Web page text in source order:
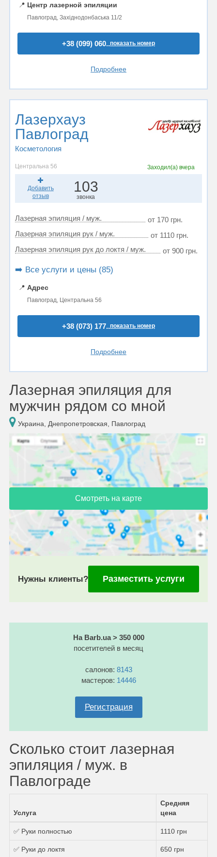
📍 Центр лазерной эпиляции
Павлоград, Західнодонбаська 11/2
+38 (099) 060..показать номер
Подробнее
Лазерхауз
Павлоград
Косметология
Центральна 56 Заходил(а) вчера
Добавить
отзыв
103
звонка
Лазерная эпиляция / муж.
от 170 грн.
Лазерная эпиляция рук / муж.
от 1110 грн.
Лазерная эпиляция рук до локтя / муж.
от 900 грн.
➡️ Все услуги и цены (85)
📍 Адрес
Павлоград, Центральна 56
+38 (073) 177..показать номер
Подробнее
Лазерная эпиляция для
мужчин рядом со мной
Украина, Днепропетровская, Павлоград
Смотреть на карте
Нужны клиенты? Разместить услуги
На Barb.ua > 350 000
посетителей в месяц
салонов: 8143
мастеров: 14446
Регистрация
Сколько стоит лазерная
эпиляция / муж. в
Павлограде
Услуга
Средняя
цена
✅ Руки полностью 1110 грн
✅ Руки до локтя 650 грн